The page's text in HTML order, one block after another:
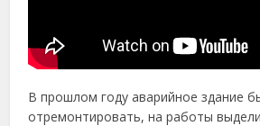
В прошлом году аварийное здание
отремонтировать, на работы